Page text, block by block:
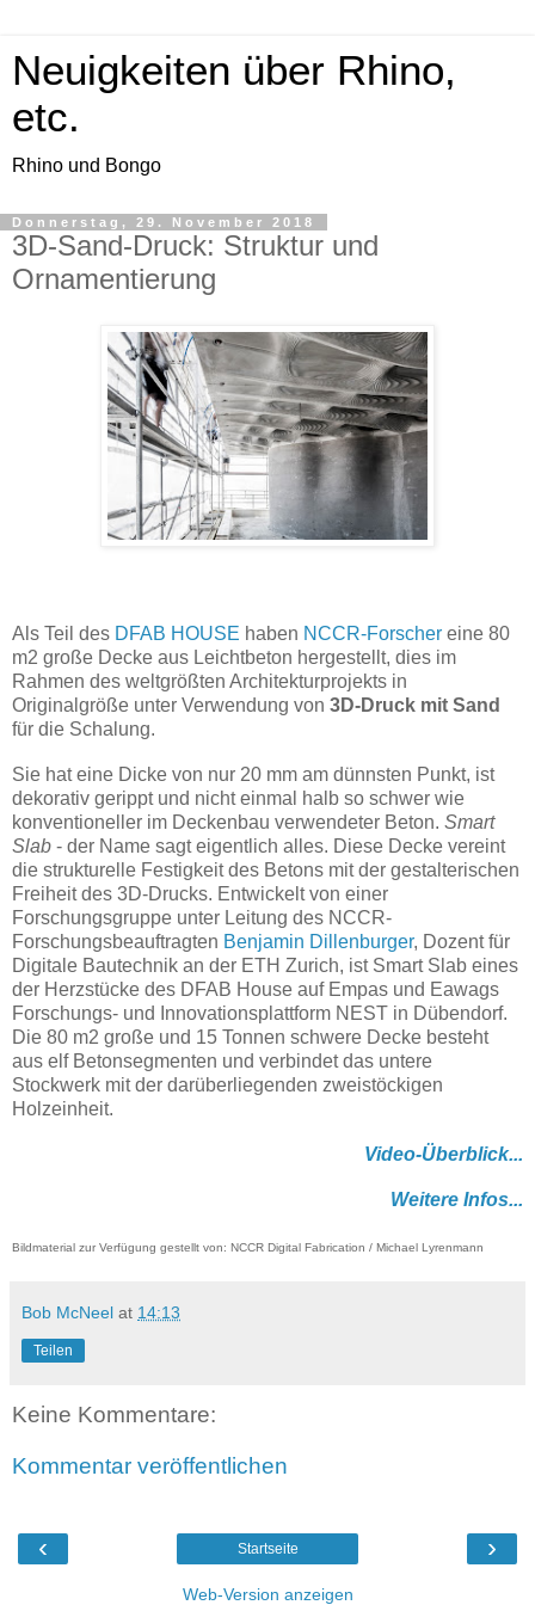
Neuigkeiten über Rhino,
etc.
Rhino und Bongo
Donnerstag, 29. November 2018
3D-Sand-Druck: Struktur und
Ornamentierung
Als Teil des DFAB HOUSE haben NCCR-Forscher eine 80
m2 große Decke aus Leichtbeton hergestellt, dies im
Rahmen des weltgrößten Architekturprojekts in
Originalgröße unter Verwendung von 3D-Druck mit Sand
für die Schalung.
Sie hat eine Dicke von nur 20 mm am dünnsten Punkt, ist
dekorativ gerippt und nicht einmal halb so schwer wie
konventioneller im Deckenbau verwendeter Beton. Smart
Slab - der Name sagt eigentlich alles. Diese Decke vereint
die strukturelle Festigkeit des Betons mit der gestalterischen
Freiheit des 3D-Drucks. Entwickelt von einer
Forschungsgruppe unter Leitung des NCCR-
Forschungsbeauftragten Benjamin Dillenburger, Dozent für
Digitale Bautechnik an der ETH Zurich, ist Smart Slab eines
der Herzstücke des DFAB House auf Empas und Eawags
Forschungs- und Innovationsplattform NEST in Dübendorf.
Die 80 m2 große und 15 Tonnen schwere Decke besteht
aus elf Betonsegmenten und verbindet das untere
Stockwerk mit der darüberliegenden zweistöckigen
Holzeinheit.
Video-Überblick...
Weitere Infos...
Bildmaterial zur Verfügung gestellt von: NCCR Digital Fabrication / Michael Lyrenmann
Bob McNeel at 14:13
Teilen
Keine Kommentare:
Kommentar veröffentlichen
‹ ›
Startseite
Web-Version anzeigen